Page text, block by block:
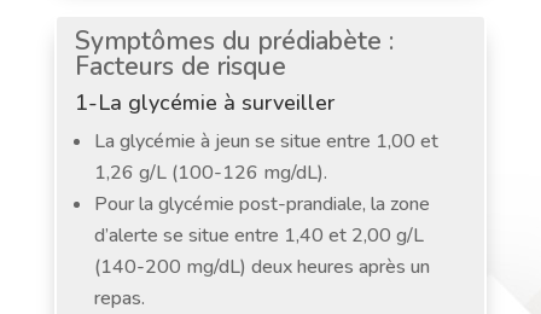
Symptômes du prédiabète :
Facteurs de risque
1-La glycémie à surveiller
La glycémie à jeun se situe entre 1,00 et
1,26 g/L (100-126 mg/dL).
Pour la glycémie post-prandiale, la zone
d’alerte se situe entre 1,40 et 2,00 g/L
(140-200 mg/dL) deux heures après un
repas.